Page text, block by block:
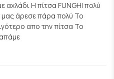
αχλάδι Η πίτσα FUNGHI πολύ
μας άρεσε πάρα πολύ Το
απο την πίτσα Το